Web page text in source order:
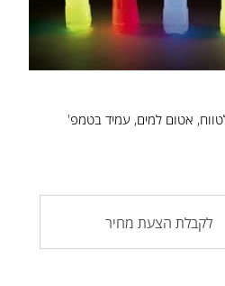
אטום למים, עמיד בטמפ'
לקבלת הצעת מחיר